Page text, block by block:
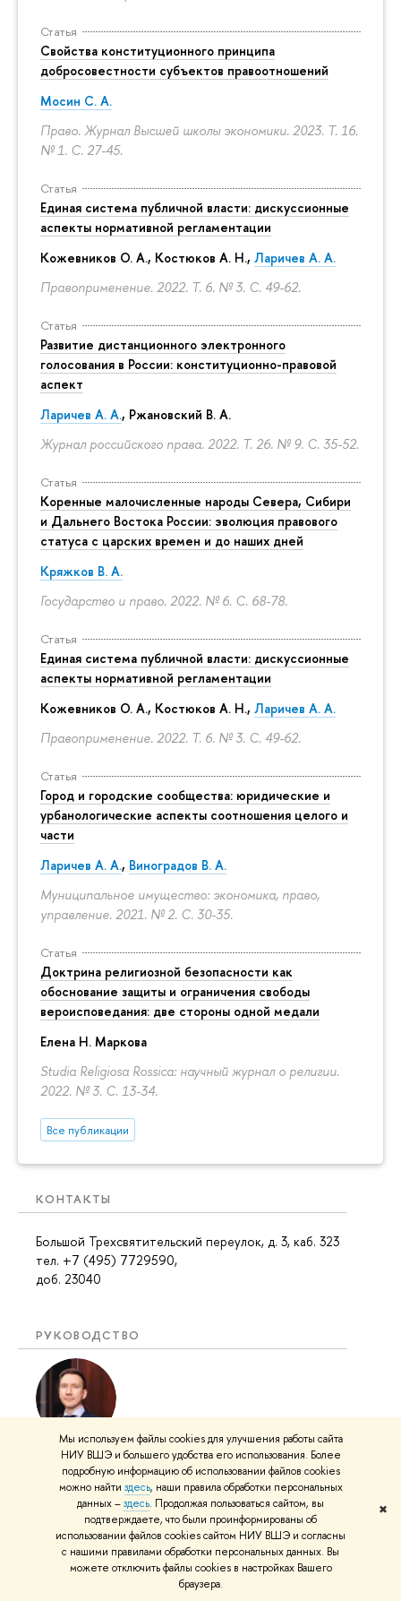
Мы используем файлы cookies для улучшения работы сайта
НИУ ВШЭ и большего удобства его использования. Более
подробную информацию об использовании файлов cookies
можно найти здесь, наши правила обработки персональных
данных –здесь. Продолжая пользоваться сайтом, вы
подтверждаете, что были проинформированы об
использовании файлов cookies сайтом НИУ ВШЭ и согласны
с нашими правилами обработки персональных данных. Вы
можете отключить файлы cookies в настройках Вашего
браузера.
✖
Статья
Свойства конституционного принципа
добросовестности субъектов правоотношений
Мосин С. А.
Право. Журнал Высшей школы экономики. 2023. Т. 16.
№ 1. С. 27-45.
Статья
Единая система публичной власти: дискуссионные
аспекты нормативной регламентации
Кожевников О. А., Костюков А. Н., Ларичев А. А.
Правоприменение. 2022. Т. 6. № 3. С. 49-62.
Статья
Развитие дистанционного электронного
голосования в России: конституционно-правовой
аспект
Ларичев А. А., Ржановский В. А.
Журнал российского права. 2022. Т. 26. № 9. С. 35-52.
Статья
Коренные малочисленные народы Севера, Сибири
и Дальнего Востока России: эволюция правового
статуса с царских времен и до наших дней
Кряжков В. А.
Государство и право. 2022. № 6. С. 68-78.
Статья
Единая система публичной власти: дискуссионные
аспекты нормативной регламентации
Кожевников О. А., Костюков А. Н., Ларичев А. А.
Правоприменение. 2022. Т. 6. № 3. С. 49-62.
Статья
Город и городские сообщества: юридические и
урбанологические аспекты соотношения целого и
части
Ларичев А. А., Виноградов В. А.
Муниципальное имущество: экономика, право,
управление. 2021. № 2. С. 30-35.
Статья
Доктрина религиозной безопасности как
обоснование защиты и ограничения свободы
вероисповедания: две стороны одной медали
Елена Н. Маркова
Studia Religiosa Rossica: научный журнал о религии.
2022. № 3. С. 13-34.
Все публикации
КОНТАКТЫ
Большой Трехсвятительский переулок, д. 3, каб. 323
тел. +7 (495) 7729590,
доб. 23040
РУКОВОДСТВО
Руководитель департамента–Виноградов Вадим
Александрович
Большой Трехсвятительский переулок, д. 3, каб.
тел. +7 (495) 772-95-90 доб. 23005